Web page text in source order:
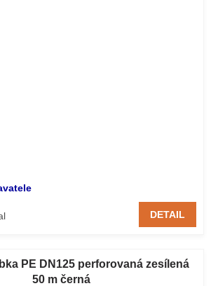
DETAIL
PE DN125 perforovaná zesílená
50 m černá